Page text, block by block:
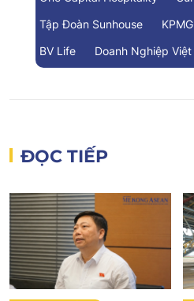
Tập Đoàn Sunhouse
KPMG
BV Life
Doanh Nghiệp Việt
ĐỌC TIẾP